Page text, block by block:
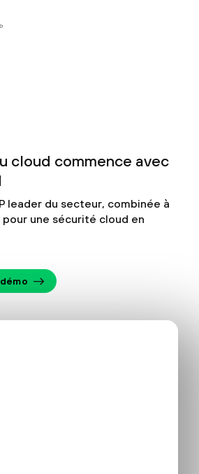
cloud commence avec
leader du secteur, combinée à
une sécurité cloud en